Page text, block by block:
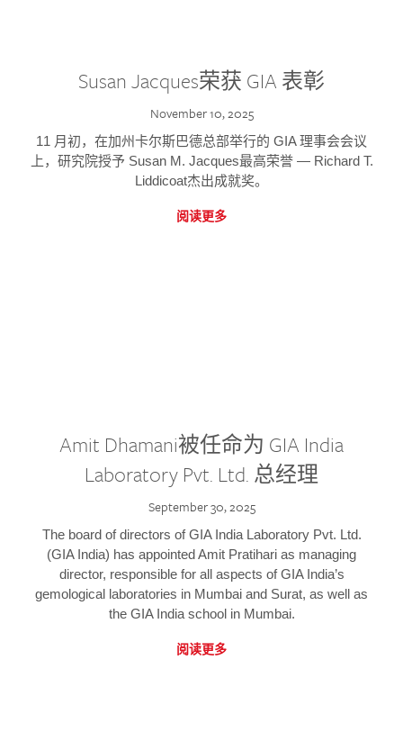
Susan Jacques荣获 GIA 表彰
November 10, 2025
11 月初，在加州卡尔斯巴德总部举行的 GIA 理事会会议
上，研究院授予 Susan M. Jacques最高荣誉 — Richard T.
Liddicoat杰出成就奖。
阅读更多
Amit Dhamani被任命为 GIA India
Laboratory Pvt. Ltd. 总经理
September 30, 2025
The board of directors of GIA India Laboratory Pvt. Ltd.
(GIA India) has appointed Amit Pratihari as managing
director, responsible for all aspects of GIA India’s
gemological laboratories in Mumbai and Surat, as well as
the GIA India school in Mumbai.
阅读更多